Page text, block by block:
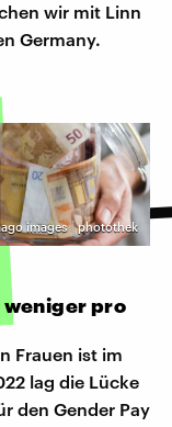
wir mit Linn
Germany.
images │photothek
weniger pro
Frauen ist im
lag die Lücke
den Gender Pay